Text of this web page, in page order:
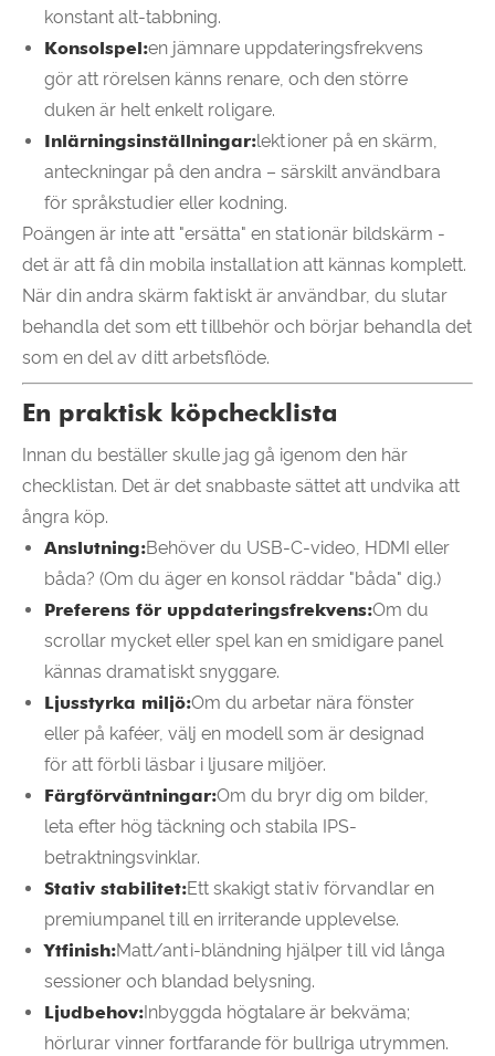
konstant alt-tabbning.
Konsolspel:en jämnare uppdateringsfrekvens
gör att rörelsen känns renare, och den större
duken är helt enkelt roligare.
Inlärningsinställningar:lektioner på en skärm,
anteckningar på den andra – särskilt användbara
för språkstudier eller kodning.
Poängen är inte att "ersätta" en stationär bildskärm -
det är att få din mobila installation att kännas komplett.
När din andra skärm faktiskt är användbar, du slutar
behandla det som ett tillbehör och börjar behandla det
som en del av ditt arbetsflöde.
En praktisk köpchecklista
Innan du beställer skulle jag gå igenom den här
checklistan. Det är det snabbaste sättet att undvika att
ångra köp.
Anslutning:Behöver du USB-C-video, HDMI eller
båda? (Om du äger en konsol räddar "båda" dig.)
Preferens för uppdateringsfrekvens:Om du
scrollar mycket eller spel kan en smidigare panel
kännas dramatiskt snyggare.
Ljusstyrka miljö:Om du arbetar nära fönster
eller på kaféer, välj en modell som är designad
för att förbli läsbar i ljusare miljöer.
Färgförväntningar:Om du bryr dig om bilder,
leta efter hög täckning och stabila IPS-
betraktningsvinklar.
Stativ stabilitet:Ett skakigt stativ förvandlar en
premiumpanel till en irriterande upplevelse.
Ytfinish:Matt/anti-bländning hjälper till vid långa
sessioner och blandad belysning.
Ljudbehov:Inbyggda högtalare är bekväma;
hörlurar vinner fortfarande för bullriga utrymmen.